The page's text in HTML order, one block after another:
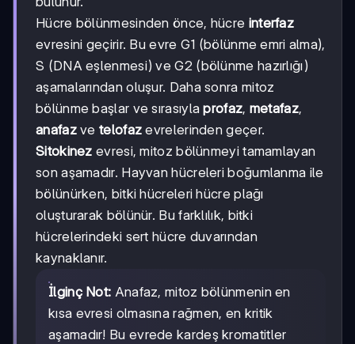
Hücre bölünmesinden önce, hücre interfaz
evresini geçirir. Bu evre G1 (bölünme emri alma),
S (DNA eşlenmesi) ve G2 (bölünme hazırlığı)
aşamalarından oluşur. Daha sonra mitoz
bölünme başlar ve sırasıylaprofaz, metafaz,
anafazvetelofaz evrelerinden geçer.
Sitokinez evresi, mitoz bölünmeyi tamamlayan
son aşamadır. Hayvan hücreleri boğumlanma ile
bölünürken, bitki hücreleri hücre plağı
oluşturarak bölünür. Bu farklılık, bitki
hücrelerindeki sert hücre duvarından
kaynaklanır.
İlginç Not: Anafaz, mitoz bölünmenin en
kısa evresi olmasına rağmen, en kritik
aşamadır! Bu evrede kardeş kromatitler